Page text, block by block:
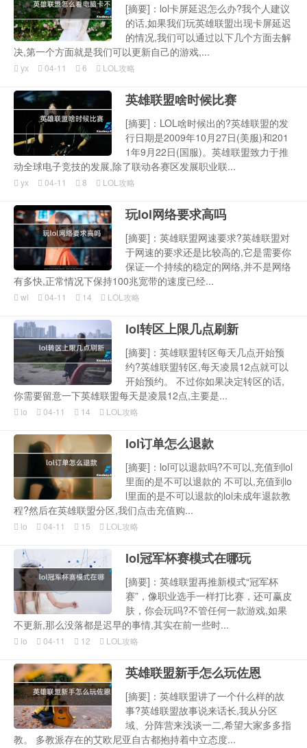
[摘要]：lol卡屏延迟怎么办?我个人建议
的话,如果我们玩英雄联盟出现卡屏延迟
的情况,我们可以通过以下几个方面去解
决,第一个方面就是我们可以更新自己的游戏,...
yx 04-11 6 LOL攻略
英雄联盟啥时候比赛
[摘要]：LOL啥时候出的?英雄联盟的发
行日期是2009年10月27日(美服)和201
1年9月22日(国服)。英雄联盟致力于推
动全球电子竞技的发展,除了联动各赛区发展职业联...
yx 04-11 8 LOL攻略
玩lol网络要求高吗
[摘要]：英雄联盟网速要求?英雄联盟对
于网速的要求还是比较高的,它是需要你
保证一个持续的稳定的网络,并不是网络
有多快,正常情况下保持100兆宽带的速度已经...
wl 04-11 14 LOL攻略
lol转区上限几点刷新
[摘要]：英雄联盟转区每天几点开始预
约?英雄联盟转区,每天凌晨12点就可以
开始预约。 不过你如果决定转区的话,
你需要留意一下英雄联盟每天是凌晨12点,主要是...
lo 04-11 14 LOL攻略
lol订单怎么退款
[摘要]：lol可以退款吗?不可以,充值到lol
里面的是不可以退款的 不可以,充值到lo
l里面的是不可以退款的lol未成年退款教
程?然后在英雄联盟分区,我们点击充值购...
lo 04-11 15 LOL攻略
lol冠军杯赛模式在哪玩
[摘要]：英雄联盟再推新模式“冠军杯
赛”，像职业选手一样打比赛，还可赢皮
肤，你会玩吗?不管任何一款游戏,如果
不更新,那么没落都是迟早的事情,其实在前一些时...
lo 04-11 12 LOL攻略
英雄联盟新手怎么玩佐恩
[摘要]：英雄联盟讲了一个什么样的故
事?英雄联盟故事说来话长,我从分区
域、分阵营来浅谈一二,希望大家多多指
教。 多教派存在的艾欧尼亚自古都抱持着中立态度...